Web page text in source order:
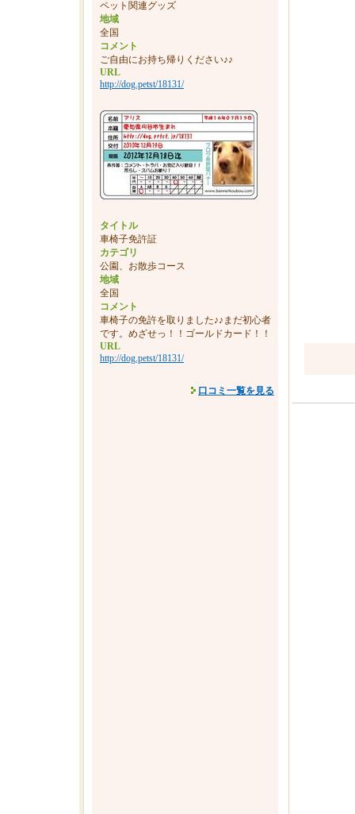
ペット関連グッズ
地域
全国
コメント
ご自由にお持ち帰りください♪♪
URL
http://dog.petst/18131/
タイトル
車椅子免許証
カテゴリ
公園、お散歩コース
地域
全国
コメント
車椅子の免許を取りました♪♪まだ初心者
です。めざせっ！！ゴールドカード！！
URL
http://dog.petst/18131/
口コミ一覧を見る